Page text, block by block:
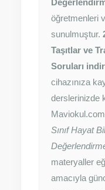
öğretmenleri
sunulmuştur.
Taşıtlar ve
Soruları indir
cihazınıza
derslerinizde
Sınıf Hayat
materyaller
amacıyla